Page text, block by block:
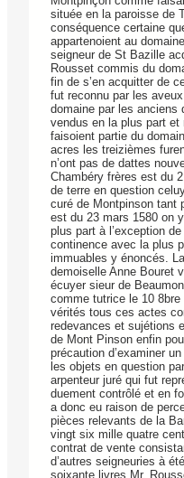
située en la paroisse de
conséquence certaine
appartenoient au
seigneur de St Bazille
Rousset commis du
fin de s’en acquitter de
fut reconnu par les
domaine par les anciens
vendus en la plus part
faisoient partie du
acres les treizièmes
n’ont pas de dattes
Chambéry frères est du
de terre en question
curé de Montpinson tant
est du 23 mars 1580 on
plus part à l’exception
continence avec la plus
immuables y énoncés.
demoiselle Anne Bouret
écuyer sieur de
comme tutrice le 10
vérités tous ces actes
redevances et sujétions
de Mont Pinson enfin
précaution d’examiner
les objets en question
arpenteur juré qui fut
duement contrôlé et en
a donc eu raison de
pièces relevants de la
vingt six mille quatre
contrat de vente
d’autres seigneuries à
soixante livres Mr.